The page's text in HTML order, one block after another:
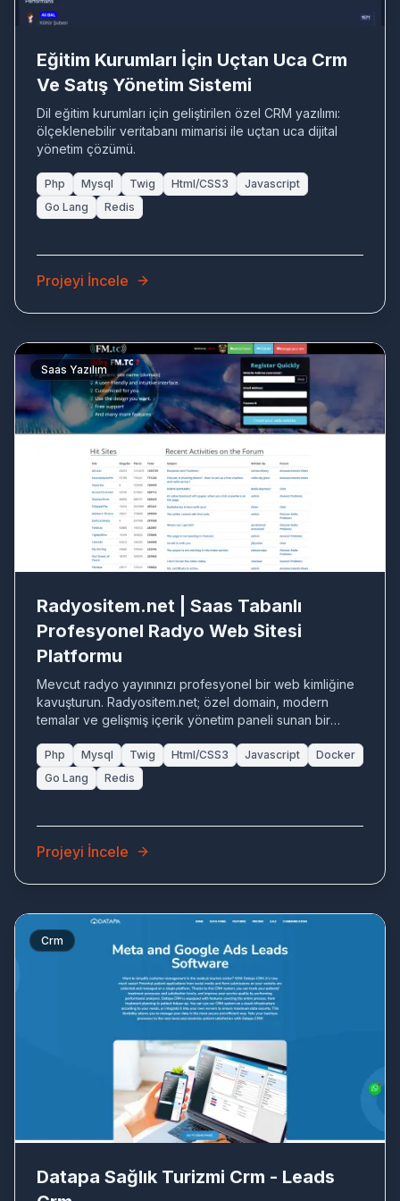
Eğitim Kurumları İçin Uçtan Uca Crm
Ve Satış Yönetim Sistemi
Dil eğitim kurumları için geliştirilen özel CRM yazılımı:
ölçeklenebilir veritabanı mimarisi ile uçtan uca dijital
yönetim çözümü.
Php Mysql Twig Html/CSS3
Javascript
Go Lang
Redis
Projeyi İncele
RA
Saas Yazılım
Radyositem.net | Saas Tabanlı
Profesyonel Radyo Web Sitesi
Platformu
Mevcut radyo yayınınızı profesyonel bir web kimliğine
kavuşturun. Radyositem.net; özel domain, modern
temalar ve gelişmiş içerik yönetim paneli sunan bir
Php Mysql Twig Html/CSS3 Javascript
Docker
Go Lang
Redis
Projeyi İncele
DA
Crm
Datapa Sağlık Turizmi Crm - Leads